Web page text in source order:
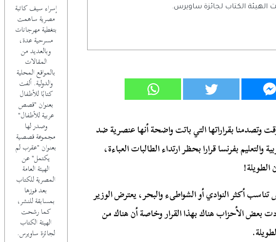
إسراء سيف كاتبة
مصرية ساهمت
بتغطية مهرجانات
مسرحية عدة،
وبالعديد من
المقالات
بالمواقع المحلية
والدولية. ألفت
كتابًا للأطفال
بعنوان "قصص
عربية للأطفال"
وصدر لها
مجموعة قصصية
بعنوان "عقرب لم
يكتمل" عن
الهيئة العامة
المصرية للكتاب
بعد فوزها
بمسابقة للنشر،
كما رشحت
الهيئة الكتاب
لجائزة ساويرس.
الهيئة الكتاب لجائزة ساويرس.
بقراراتها التي باتت واضحة أنها عنصرية ضد
بفرنسا قرارا بحظر ارتداء الطالبات العباءة،
أكثر النوادي أو الشواطىء والبحر، يعترض الوزير
بعض الأحزاب هناك بهذا القرار وخاصة أن هناك من